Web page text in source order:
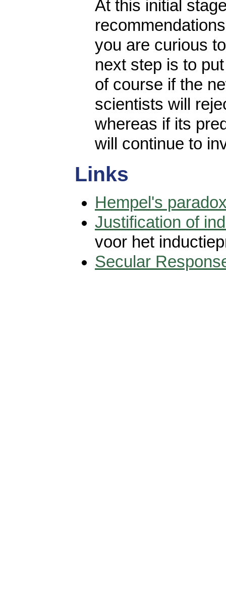
At this initial
you are curious
next step is to
of course if the
scientists will
whereas if its
will continue to
Links
Hempel's
Justification of
voor het
Secular